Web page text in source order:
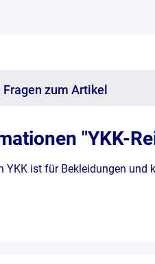
Fragen zum Artikel
"YKK-
YKK ist für Bekleidungen